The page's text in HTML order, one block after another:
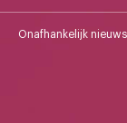
Onafhankelijk